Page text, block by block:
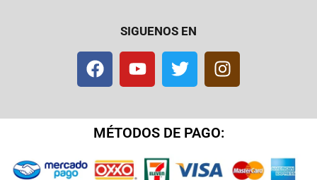
SIGUENOS EN
MÉTODOS DE PAGO: